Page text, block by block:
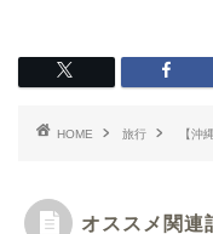
HOME 旅行 【沖
オススメ関連